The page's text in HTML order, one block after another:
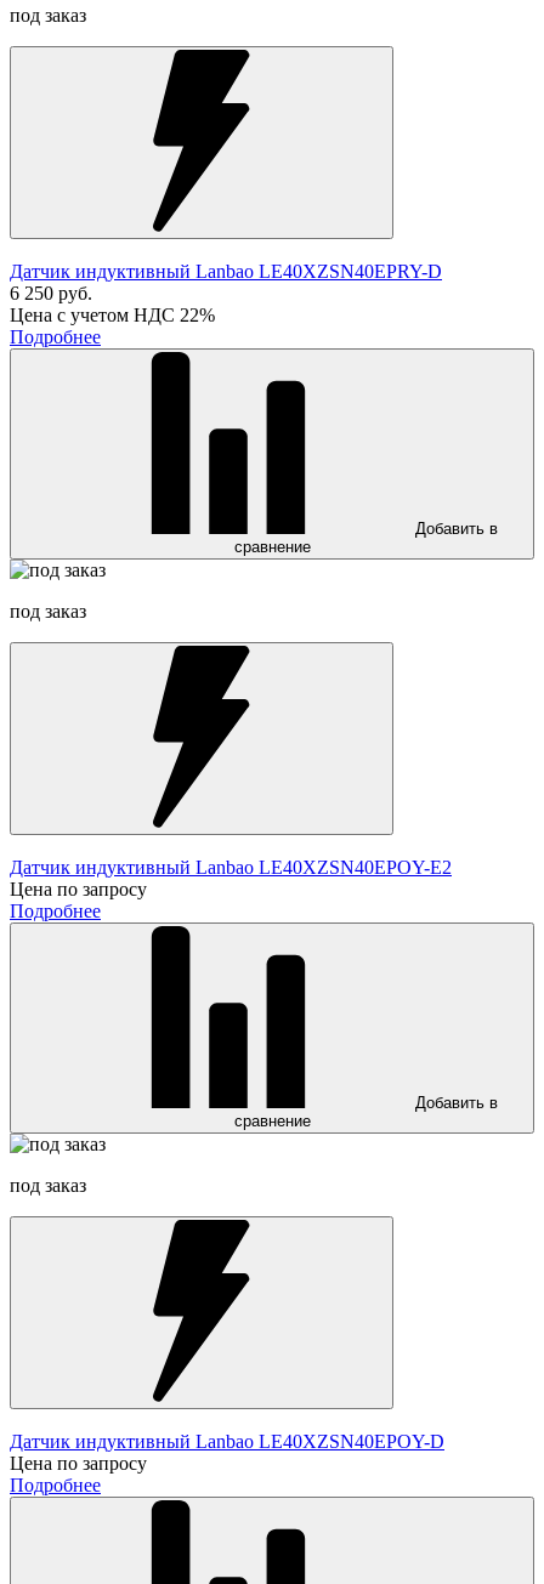
под заказ
Датчик индуктивный Lanbao LE40XZSN40EPRY-D
6 250 руб.
Цена с учетом НДС 22%
Подробнее
Добавить в
сравнение
под заказ
Датчик индуктивный Lanbao LE40XZSN40EPOY-E2
Цена по запросу
Подробнее
Добавить в
сравнение
под заказ
Датчик индуктивный Lanbao LE40XZSN40EPOY-D
Цена по запросу
Подробнее